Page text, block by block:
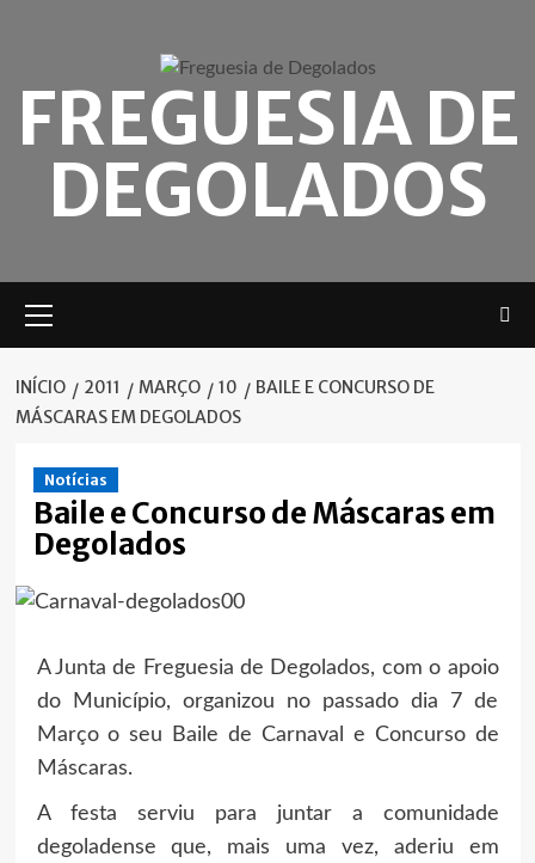
FREGUESIA DE
DEGOLADOS
principal
INÍCIO 2011 MARÇO 10
BAILE E CONCURSO DE
MÁSCARAS EM DEGOLADOS
Notícias
Baile e Concurso de Máscaras em
Degolados
A Junta de Freguesia de Degolados, com o apoio
do Município, organizou no passado dia 7 de
Março o seu Baile de Carnaval e Concurso de
Máscaras.
A festa serviu para juntar a comunidade
degoladense que, mais uma vez, aderiu em